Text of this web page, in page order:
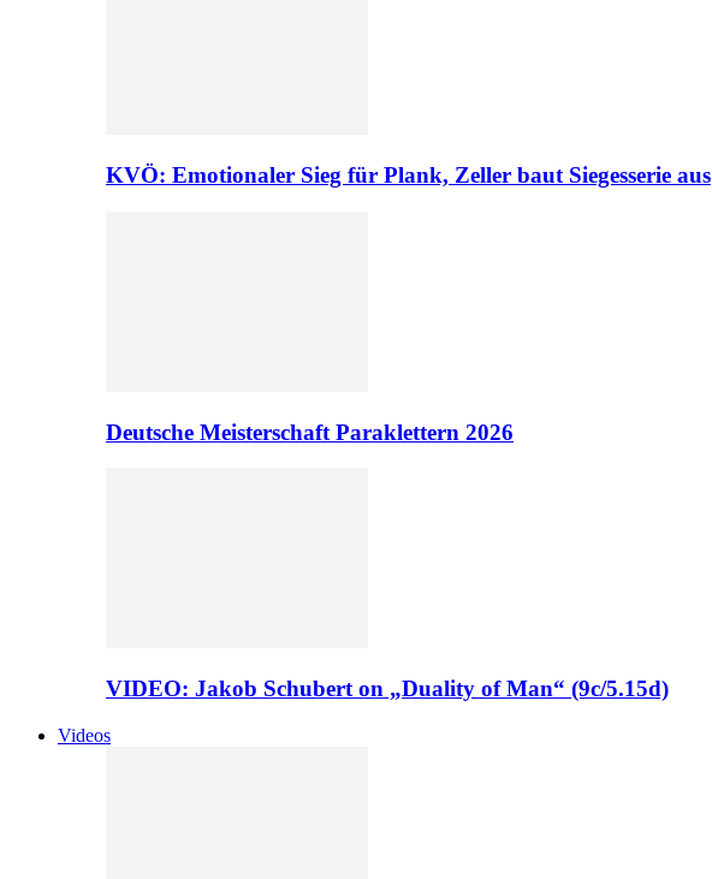
KVÖ: Emotionaler Sieg für Plank, Zeller baut Siegesserie aus
Deutsche Meisterschaft Paraklettern 2026
VIDEO: Jakob Schubert on „Duality of Man“ (9c/5.15d)
Videos